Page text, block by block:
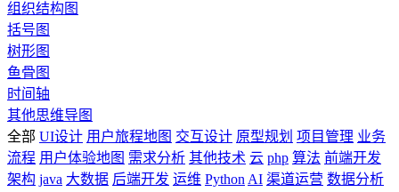
组织结构图
括号图
树形图
鱼骨图
时间轴
其他思维导图
全部 UI设计 用户旅程地图 交互设计 原型规划 项目管理 业务
流程 用户体验地图 需求分析 其他技术 云 php 算法 前端开发
架构 java 大数据 后端开发 运维 Python AI 渠道运营 数据分析